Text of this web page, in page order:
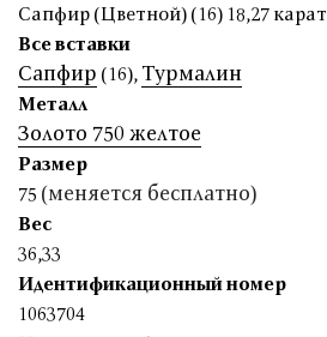
Сапфир (Цветной) (16) 18,27 карат
Все вставки
Сапфир (16), Турмалин
Металл
Золото 750 желтое
Размер
75 (меняется бесплатно)
Вес
36,33
Идентификационный номер
1063704